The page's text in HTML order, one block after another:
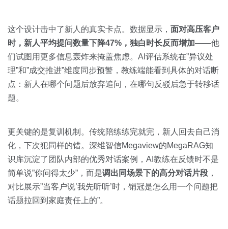
这个设计击中了新人的真实卡点。数据显示， 面对高压客户
时，新人平均提问数量下降47%，独白时长反而增加——他
们试图用更多信息轰炸来掩盖焦虑。AI评估系统在”异议处
理”和”成交推进”维度同步预警，教练端能看到具体的对话断
点：新人在哪个问题后放弃追问，在哪句反驳后急于转移话
题。
更关键的是复训机制。传统陪练练完就完，新人回去自己消
化，下次犯同样的错。深维智信Megaview的MegaRAG知
识库沉淀了团队内部的优秀对话案例，AI教练在反馈时不是
简单说”你问得太少”，而是调出同场景下的高分对话片段 ，
对比展示”当客户说’我先听听’时，销冠是怎么用一个问题把
话题拉回到家庭责任上的”。